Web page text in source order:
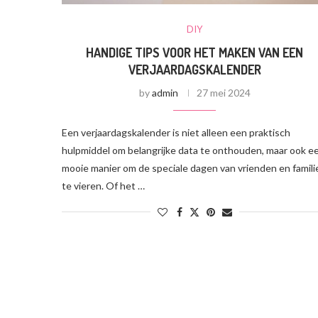
DIY
HANDIGE TIPS VOOR HET MAKEN VAN EEN
VERJAARDAGSKALENDER
byadmin 27 mei 2024
Een verjaardagskalender is niet alleen een praktisch
hulpmiddel om belangrijke data te onthouden, maar ook
mooie manier om de speciale dagen van vrienden en
te vieren. Of het …